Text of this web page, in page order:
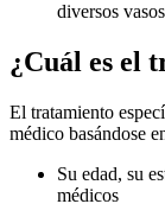
diversos
¿Cuál es el
El tratamiento
médico basándose
Su edad, su
médicos